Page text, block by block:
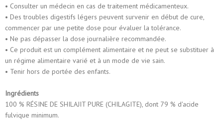
• Consulter un médecin en cas de traitement médicamenteux.
• Des troubles digestifs légers peuvent survenir en début de cure,
commencer par une petite dose pour évaluer la tolérance.
• Ne pas dépasser la dose journalière recommandée.
• Ce produit est un complément alimentaire et ne peut se substituer à
un régime alimentaire varié et à un mode de vie sain.
• Tenir hors de portée des enfants.
Ingrédients
100 % RÉSINE DE SHILAJIT PURE (CHILAGITE), dont 79 % d'acide
fulvique minimum.